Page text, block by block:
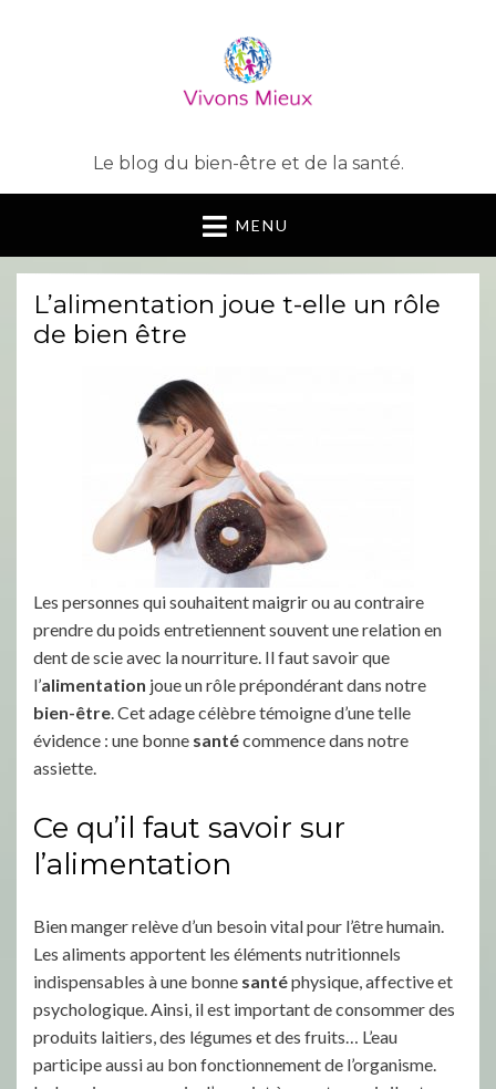
Le blog du bien-être et de la santé.
MENU
L’alimentation joue t-elle un rôle
de bien être
Les personnes qui souhaitent maigrir ou au contraire
prendre du poids entretiennent souvent une relation en
dent de scie avec la nourriture. Il faut savoir que
l’alimentation joue un rôle prépondérant dans notre
bien-être. Cet adage célèbre témoigne d’une telle
évidence : une bonne santécommence dans notre
assiette.
Ce qu’il faut savoir sur
l’alimentation
Bien manger relève d’un besoin vital pour l’être humain.
Les aliments apportent les éléments nutritionnels
indispensables à une bonne santéphysique, affective et
psychologique. Ainsi, il est important de consommer des
produits laitiers, des légumes et des fruits… L’eau
participe aussi au bon fonctionnement de l’organisme.